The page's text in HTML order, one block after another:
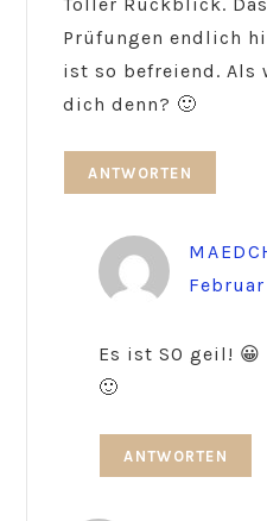
Toller Rückblick.
Prüfungen endlich
ist so befreiend. Als
dich denn? 🙂
ANTWORTEN
Es ist SO geil!
🙂
ANTWORTEN